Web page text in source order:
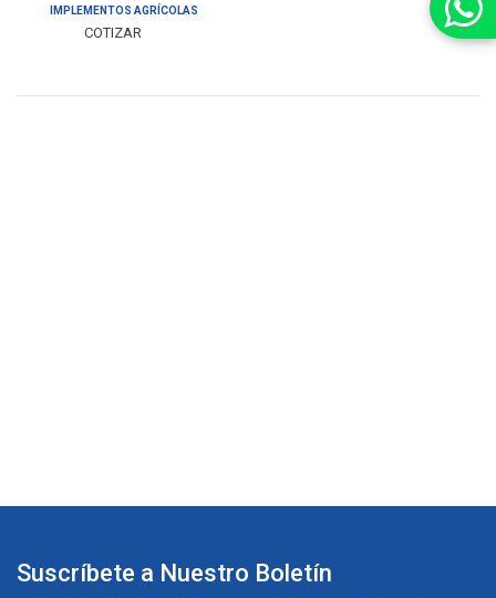
IMPLEMENTOS AGRÍCOLAS
COTIZAR
Suscríbete a Nuestro Boletín